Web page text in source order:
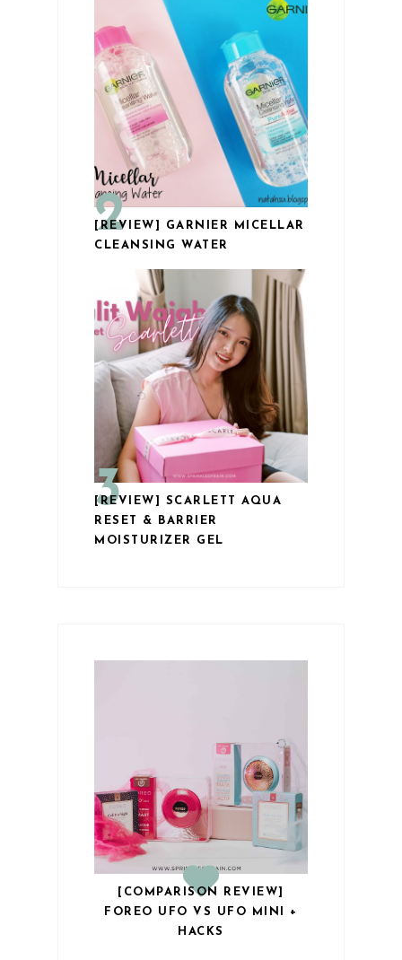
[REVIEW] GARNIER MICELLAR
CLEANSING WATER
[REVIEW] SCARLETT AQUA
RESET & BARRIER
MOISTURIZER GEL
[COMPARISON REVIEW]
FOREO UFO VS UFO MINI +
HACKS